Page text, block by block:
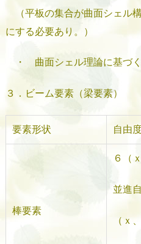
（平板の集合が曲面シェル
にする必要あり。）
・ 曲面シェル理論に基づく
３．ビーム要素（梁要素）
要素形状 自由
棒要素
６（
並進
（ｘ